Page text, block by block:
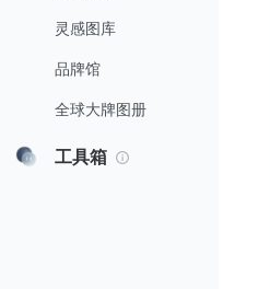
灵感图库
品牌馆
全球大牌图册
工具箱